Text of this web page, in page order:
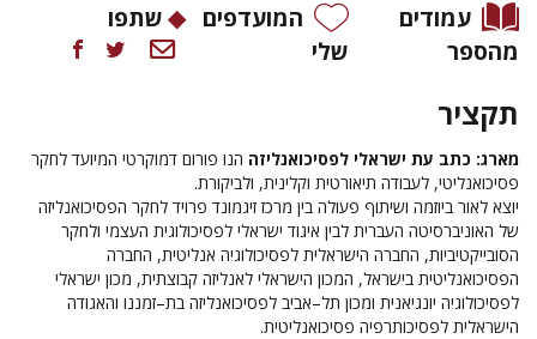
עמודים
מהספר
המועדפים
שלי
שתפו
תקציר
מארג: כתב עת ישראלי לפסיכואנליזה הנו פורום דמוקרטי המיועד לחקר
פסיכואנליטי, לעבודה תיאורטית וקלינית, ולביקורת.
יוצא לאור ביוזמה ושיתוף פעולה בין מרכז זיגמונד פרויד לחקר הפסיכואנליזה
של האוניברסיטה העברית לבין איגוד ישראלי לפסיכולוגית העצמי ולחקר
הסובייקטיביות, החברה הישראלית לפסיכולוגיה אנליטית, החברה
הפסיכואנליטית בישראל, המכון הישראלי לאנליזה קבוצתית, מכון ישראלי
לפסיכולוגיה יונגיאנית ומכון תל–אביב לפסיכואנליזה בת–זמננו והאגודה
הישראלית לפסיכותרפיה פסיכואנליטית.